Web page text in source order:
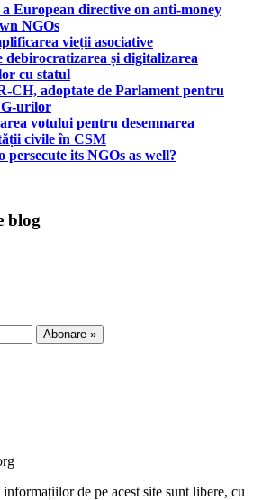
European directive on anti-money
NGOs
vieții asociative
debirocratizarea și digitalizarea
cu statul
CH, adoptate de Parlament pentru
urilor
votului pentru desemnarea
civile în CSM
its NGOs as well?
blog
de pe acest site sunt libere, cu